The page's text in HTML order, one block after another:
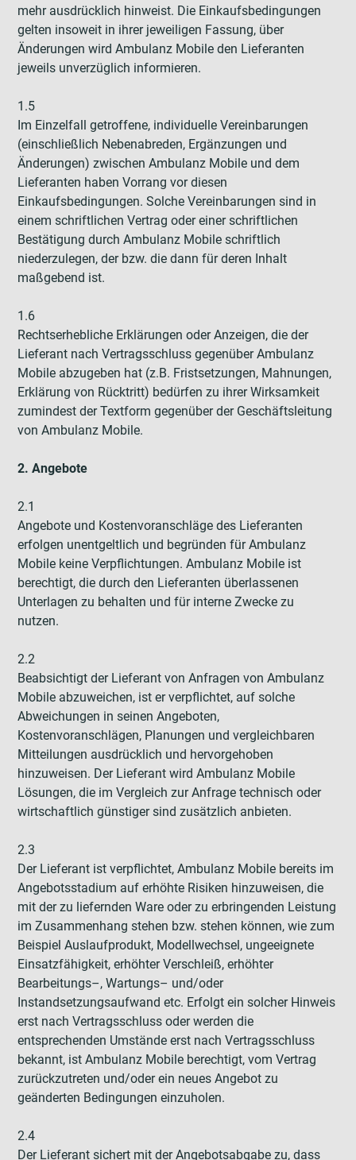
mehr ausdrücklich hinweist. Die Einkaufsbedingungen
gelten insoweit in ihrer jeweiligen Fassung, über
Änderungen wird Ambulanz Mobile den Lieferanten
jeweils unverzüglich informieren.
1.5
Im Einzelfall getroffene, individuelle Vereinbarungen
(einschließlich Nebenabreden, Ergänzungen und
Änderungen) zwischen Ambulanz Mobile und dem
Lieferanten haben Vorrang vor diesen
Einkaufsbedingungen. Solche Vereinbarungen sind in
einem schriftlichen Vertrag oder einer schriftlichen
Bestätigung durch Ambulanz Mobile schriftlich
niederzulegen, der bzw. die dann für deren Inhalt
maßgebend ist.
1.6
Rechtserhebliche Erklärungen oder Anzeigen, die der
Lieferant nach Vertragsschluss gegenüber Ambulanz
Mobile abzugeben hat (z.B. Fristsetzungen, Mahnungen,
Erklärung von Rücktritt) bedürfen zu ihrer Wirksamkeit
zumindest der Textform gegenüber der Geschäftsleitung
von Ambulanz Mobile.
2. Angebote
2.1
Angebote und Kostenvoranschläge des Lieferanten
erfolgen unentgeltlich und begründen für Ambulanz
Mobile keine Verpflichtungen. Ambulanz Mobile ist
berechtigt, die durch den Lieferanten überlassenen
Unterlagen zu behalten und für interne Zwecke zu
nutzen.
2.2
Beabsichtigt der Lieferant von Anfragen von Ambulanz
Mobile abzuweichen, ist er verpflichtet, auf solche
Abweichungen in seinen Angeboten,
Kostenvoranschlägen, Planungen und vergleichbaren
Mitteilungen ausdrücklich und hervorgehoben
hinzuweisen. Der Lieferant wird Ambulanz Mobile
Lösungen, die im Vergleich zur Anfrage technisch oder
wirtschaftlich günstiger sind zusätzlich anbieten.
2.3
Der Lieferant ist verpflichtet, Ambulanz Mobile bereits im
Angebotsstadium auf erhöhte Risiken hinzuweisen, die
mit der zu liefernden Ware oder zu erbringenden Leistung
im Zusammenhang stehen bzw. stehen können, wie zum
Beispiel Auslaufprodukt, Modellwechsel, ungeeignete
Einsatzfähigkeit, erhöhter Verschleiß, erhöhter
Bearbeitungs–, Wartungs– und/oder
Instandsetzungsaufwand etc. Erfolgt ein solcher Hinweis
erst nach Vertragsschluss oder werden die
entsprechenden Umstände erst nach Vertragsschluss
bekannt, ist Ambulanz Mobile berechtigt, vom Vertrag
zurückzutreten und/oder ein neues Angebot zu
geänderten Bedingungen einzuholen.
2.4
Der Lieferant sichert mit der Angebotsabgabe zu, dass